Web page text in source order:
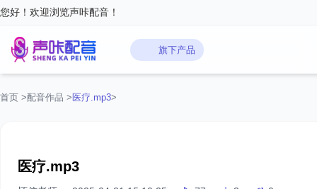
您好！欢迎浏览声咔配音！
旗下产品
首页 >配音作品 > 医疗.mp3>
医疗.mp3